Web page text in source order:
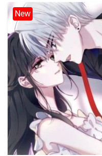
Chapter 199
Chapter 198
Chapter 197
Chapter 196
Chapter 195
Chapter 194
New